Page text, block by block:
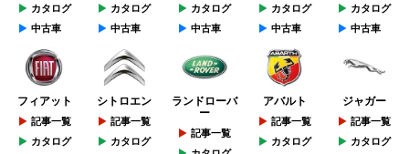
カタログ
中古車
カタログ
中古車
カタログ
中古車
カタログ
中古車
カタログ
中古車
フィアット
記事一覧
カタログ
シトロエン
記事一覧
カタログ
ランドローバ
ー
記事一覧
アバルト
記事一覧
カタログ
ジャガー
記事一覧
カタログ